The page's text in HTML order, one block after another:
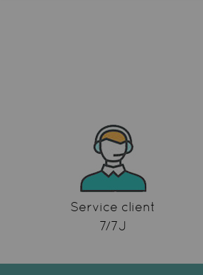
Service client
7/7J